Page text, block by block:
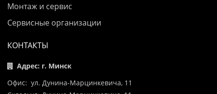
Монтаж и сервис
Сервисные организации
КОНТАКТЫ
Адрес: г. Минск
Офис: ул. Дунина-Марцинкевича, 11